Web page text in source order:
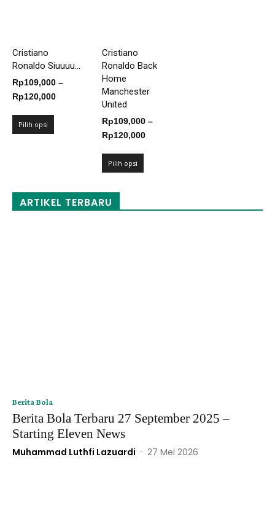
Cristiano
Ronaldo Siuuuu...
Rp109,000 –
Rp120,000Rentang
Pilih opsi
Cristiano
Ronaldo Back
Home
Manchester
United
Rp109,000 –
Rp120,000Rentang
Pilih opsi
ARTIKEL TERBARU
Berita Bola
Berita Bola Terbaru 27 September 2025 –
Starting Eleven News
Muhammad Luthfi Lazuardi - 27 Mei 2026